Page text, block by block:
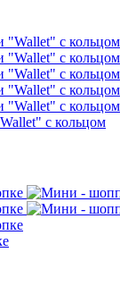
с кольцом